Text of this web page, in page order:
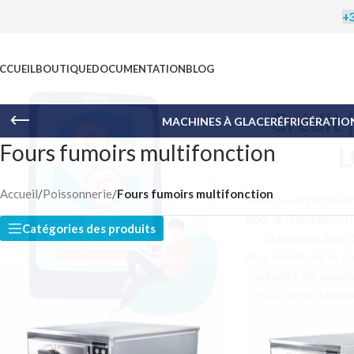
pour le
BOUTIQUEDOCUMENTATIONBLOG
MACHINES À GLACE
Fours fumoirs multifonction
Accueil/Poissonnerie/Fours fumoirs multifonction
Catégories des produits